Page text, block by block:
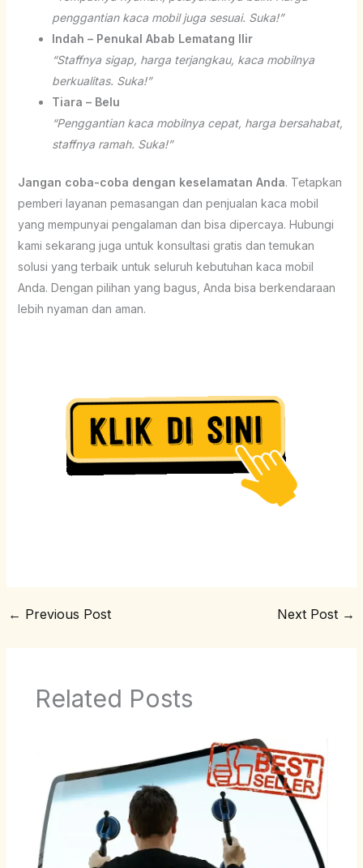
penggantian kaca mobil juga sesuai. Suka!”
Indah – Penukal Abab Lematang Ilir
“Staffnya sigap, harga terjangkau, kaca mobilnya
berkualitas. Suka!”
Tiara – Belu
“Penggantian kaca mobilnya cepat, harga bersahabat,
staffnya ramah. Suka!”
Jangan coba-coba dengan keselamatan Anda. Tetapkan
pemberi layanan pemasangan dan penjualan kaca mobil
yang mempunyai pengalaman dan bisa dipercaya. Hubungi
kami sekarang juga untuk konsultasi gratis dan temukan
solusi yang terbaik untuk seluruh kebutuhan kaca mobil
Anda. Dengan pilihan yang bagus, Anda bisa berkendaraan
lebih nyaman dan aman.
← Previous Post Next Post →
Related Posts